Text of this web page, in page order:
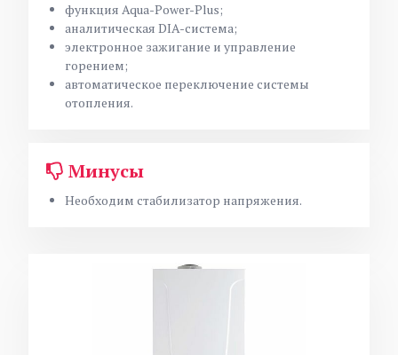
функция Aqua-Power-Plus;
аналитическая DIA-система;
электронное зажигание и управление
горением;
автоматическое переключение системы
отопления.
Минусы
Необходим стабилизатор напряжения.